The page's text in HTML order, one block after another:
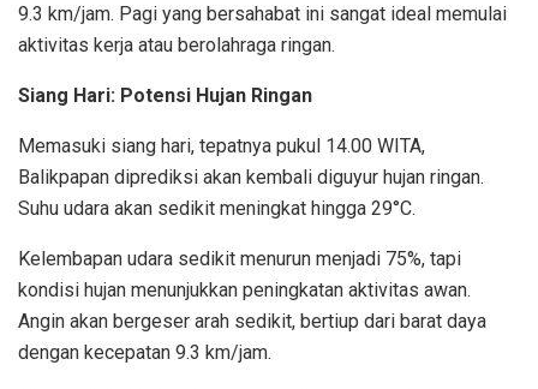
9.3 km/jam. Pagi yang bersahabat ini sangat ideal memulai
aktivitas kerja atau berolahraga ringan.
Siang Hari: Potensi Hujan Ringan
Memasuki siang hari, tepatnya pukul 14.00 WITA,
Balikpapan diprediksi akan kembali diguyur hujan ringan.
Suhu udara akan sedikit meningkat hingga 29°C.
Kelembapan udara sedikit menurun menjadi 75%, tapi
kondisi hujan menunjukkan peningkatan aktivitas awan.
Angin akan bergeser arah sedikit, bertiup dari barat daya
dengan kecepatan 9.3 km/jam.